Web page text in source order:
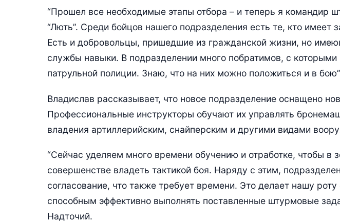
“Прошел все необходимые этапы отбора – и теперь я командир
“Лють”. Среди бойцов нашего подразделения есть те, кто имеет
Есть и добровольцы, пришедшие из гражданской жизни, но
службы навыки. В подразделении много побратимов, с которыми
патрульной полиции. Знаю, что на них можно положиться и в
Владислав рассказывает, что новое подразделение оснащено
Профессиональные инструкторы обучают их управлять
владения артиллерийским, снайперским и другими видами
“Сейчас уделяем много времени обучению и отработке, чтобы в
совершенстве владеть тактикой боя. Наряду с этим,
согласование, что также требует времени. Это делает нашу
способным эффективно выполнять поставленные штурмовые
Надточий.